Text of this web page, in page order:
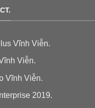
Vĩnh Viễn.
Viễn.
Vĩnh Viễn.
2019.